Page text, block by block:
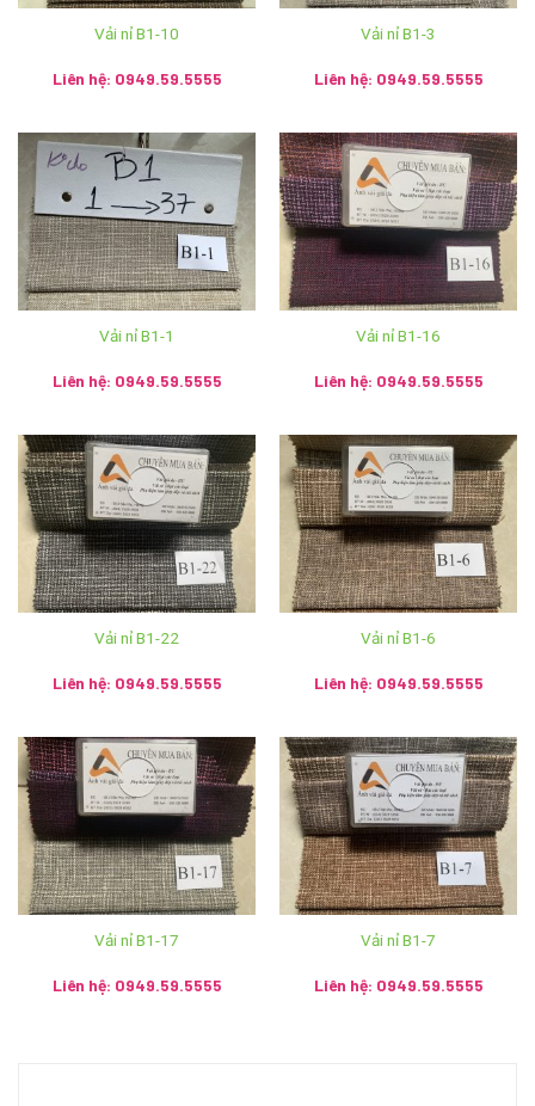
Showroom: Số 2 Trần Phú, phường Hàng Bông, quận Hoàn
Kiếm, thành phố Hà Nội
Hệ thống Ánh vải giả da trên toàn quốc:
Cơ sở 1: Số 2 Trần Phú, Hoàn Kiếm, Hà Nội – SĐT:
024.3928.5599
Cơ sở 2: 120 Hùng Vương, T.P Huế – SĐT:
0234.3938.968
Cơ sở 3: 31 Tô Hiến Thành, P.Quang Trung, T.p Vinh –
SĐT: 0238.3836.579
– Hải Phòng – SĐT: 0911.121.322 – SĐT: 0911.121.322
Cơ sở 6: 11 Phương Câu – Phường Vạn Thạnh – Thành
phố Nha Trang – Khánh Hòa – SĐT: 0932.350.799 –
090.135.0368
Cơ sở 7: Km4 – Bản Chỏmmany, Mương Saysettha –
Viêng Chăn – SĐT: 020.5785.9999 – 9991.0455
Vải nỉ B1-10
Liên hệ: 0949.59.5555
Vải nỉ B1-3
Liên hệ: 0949.59.5555
Vải nỉ B1-1
Liên hệ: 0949.59.5555
Vải nỉ B1-16
Liên hệ: 0949.59.5555
Vải nỉ B1-22
Liên hệ: 0949.59.5555
Vải nỉ B1-6
Liên hệ: 0949.59.5555
Vải nỉ B1-17
Liên hệ: 0949.59.5555
Vải nỉ B1-7
Liên hệ: 0949.59.5555